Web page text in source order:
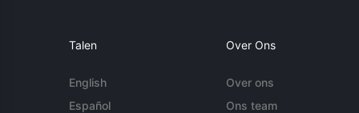
Talen
English
Español
Over Ons
Over ons
Ons team